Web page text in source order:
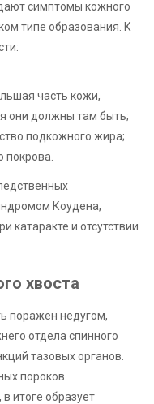
симптомы кожного
типе образования. К
часть кожи,
они должны там быть;
подкожного жира;
покрова.
Коудена,
катаракте и отсутствии
хвоста
поражен недугом,
отдела спинного
тазовых органов.
пороков
итоге образует